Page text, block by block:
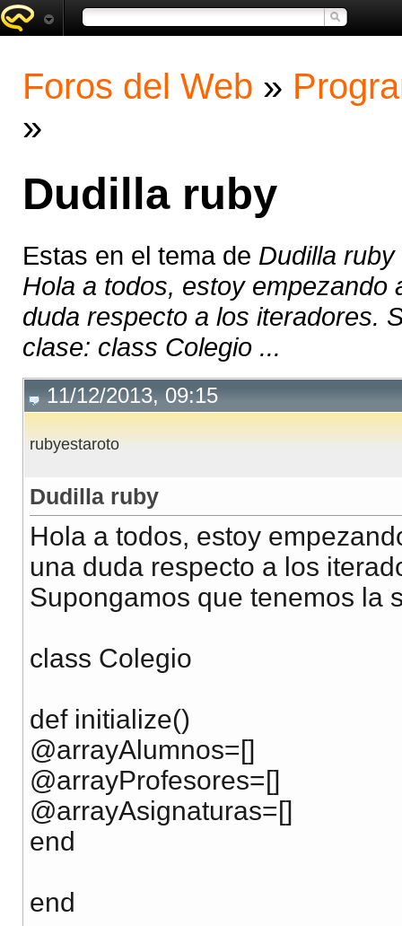
Foros del Web »
»
Dudilla ruby
Estas en el tema de Dudilla ruby
Hola a todos, estoy
duda respecto a los iteradores.
clase: class Colegio ...
11/12/2013, 09:15
rubyestaroto
Dudilla ruby
Hola a todos, estoy
una duda respecto a los
Supongamos que tenemos la
class Colegio
def initialize()
@arrayAlumnos=[]
@arrayProfesores=[]
@arrayAsignaturas=[]
end
end